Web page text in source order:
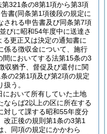
321条の8第1項から第3項
書(同条第1項後段の規定に
される申告書及び同条第7項
並びに昭和54年度中に送達さ
更正又は決定の通知書に
係る徴収金について、施行
においてする法第15条の3
収猶予、督促及び還付に関
の2第1項及び第2項の規定
う。
おいて所有していた土地
ならば2以上の区に所在する
対して課する昭和55年度分
改正後の規則第1条の3第1
、同項の規定にかかわら